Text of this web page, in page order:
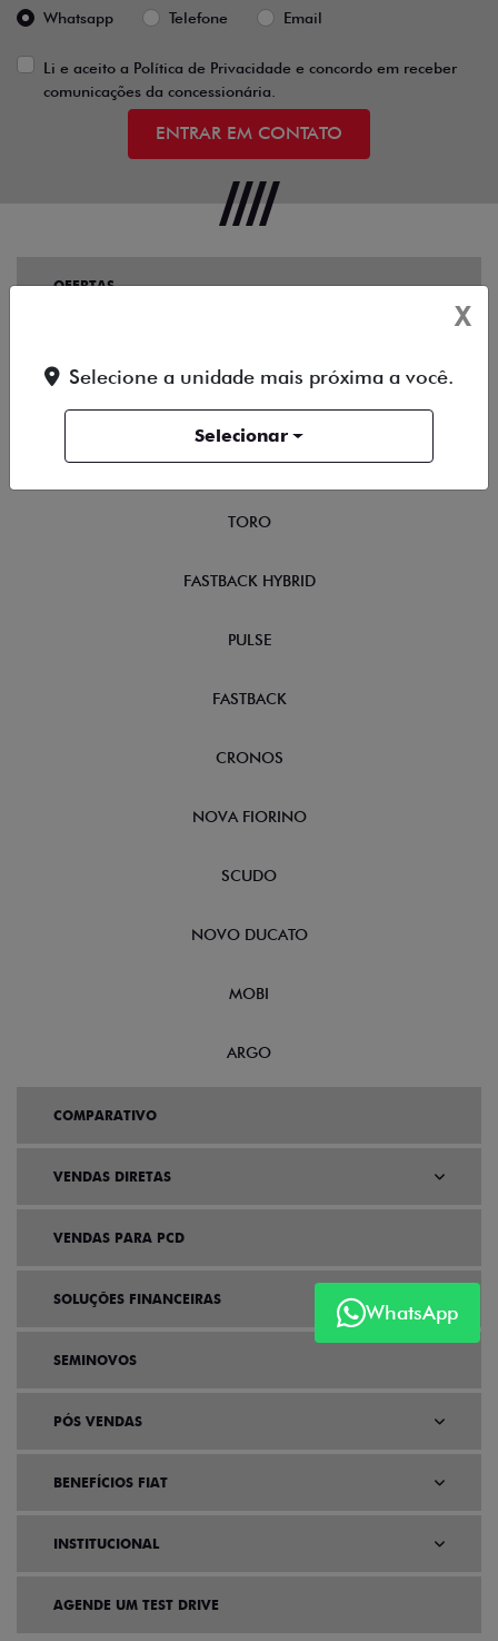
Whatsapp
Telefone Email
Li e aceito a Política de Privacidade e concordo em receber
comunicações da concessionária.
ENTRAR EM CONTATO
WhatsApp
OFERTAS
STRADA
TORO
FASTBACK HYBRID
PULSE
FASTBACK
CRONOS
NOVA FIORINO
SCUDO
NOVO DUCATO
MOBI
ARGO
COMPARATIVO
VENDAS DIRETAS
VENDAS PARA PCD
SOLUÇÕES FINANCEIRAS
SEMINOVOS
PÓS VENDAS
BENEFÍCIOS FIAT
INSTITUCIONAL
AGENDE UM TEST DRIVE
X
Selecione a unidade mais próxima a você.
Selecionar